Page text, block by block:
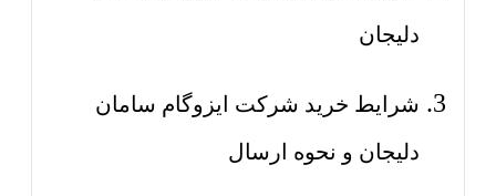
دلیجان
شرایط خرید شرکت ایزوگام سامان
دلیجان و نحوه ارسال